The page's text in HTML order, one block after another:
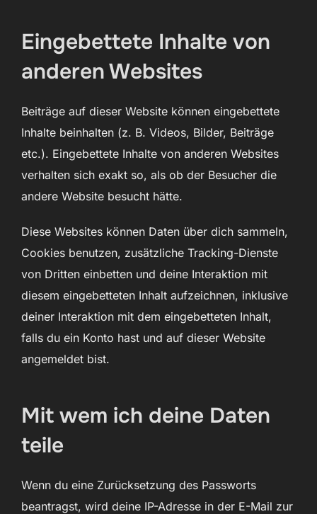
Eingebettete Inhalte von
anderen Websites
Beiträge auf dieser Website können eingebettete
Inhalte beinhalten (z. B. Videos, Bilder, Beiträge
etc.). Eingebettete Inhalte von anderen Websites
verhalten sich exakt so, als ob der Besucher die
andere Website besucht hätte.
Diese Websites können Daten über dich sammeln,
Cookies benutzen, zusätzliche Tracking-Dienste
von Dritten einbetten und deine Interaktion mit
diesem eingebetteten Inhalt aufzeichnen, inklusive
deiner Interaktion mit dem eingebetteten Inhalt,
falls du ein Konto hast und auf dieser Website
angemeldet bist.
Mit wem ich deine Daten
teile
Wenn du eine Zurücksetzung des Passworts
beantragst, wird deine IP-Adresse in der E-Mail zur